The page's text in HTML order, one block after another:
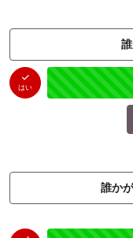
はい
はい
（0件）
未投票
誰か